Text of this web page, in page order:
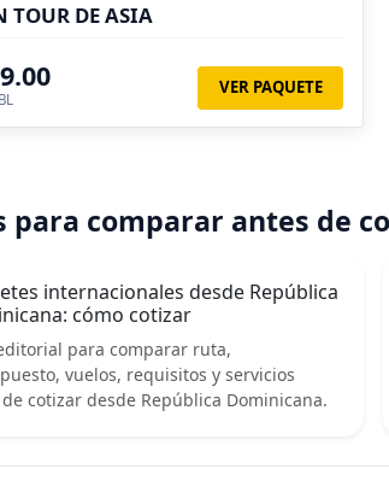
TOUR DE ASIA
VER PAQUETE
para comparar antes de
internacionales desde República
cómo cotizar
para comparar ruta,
vuelos, requisitos y servicios
cotizar desde República Dominicana.